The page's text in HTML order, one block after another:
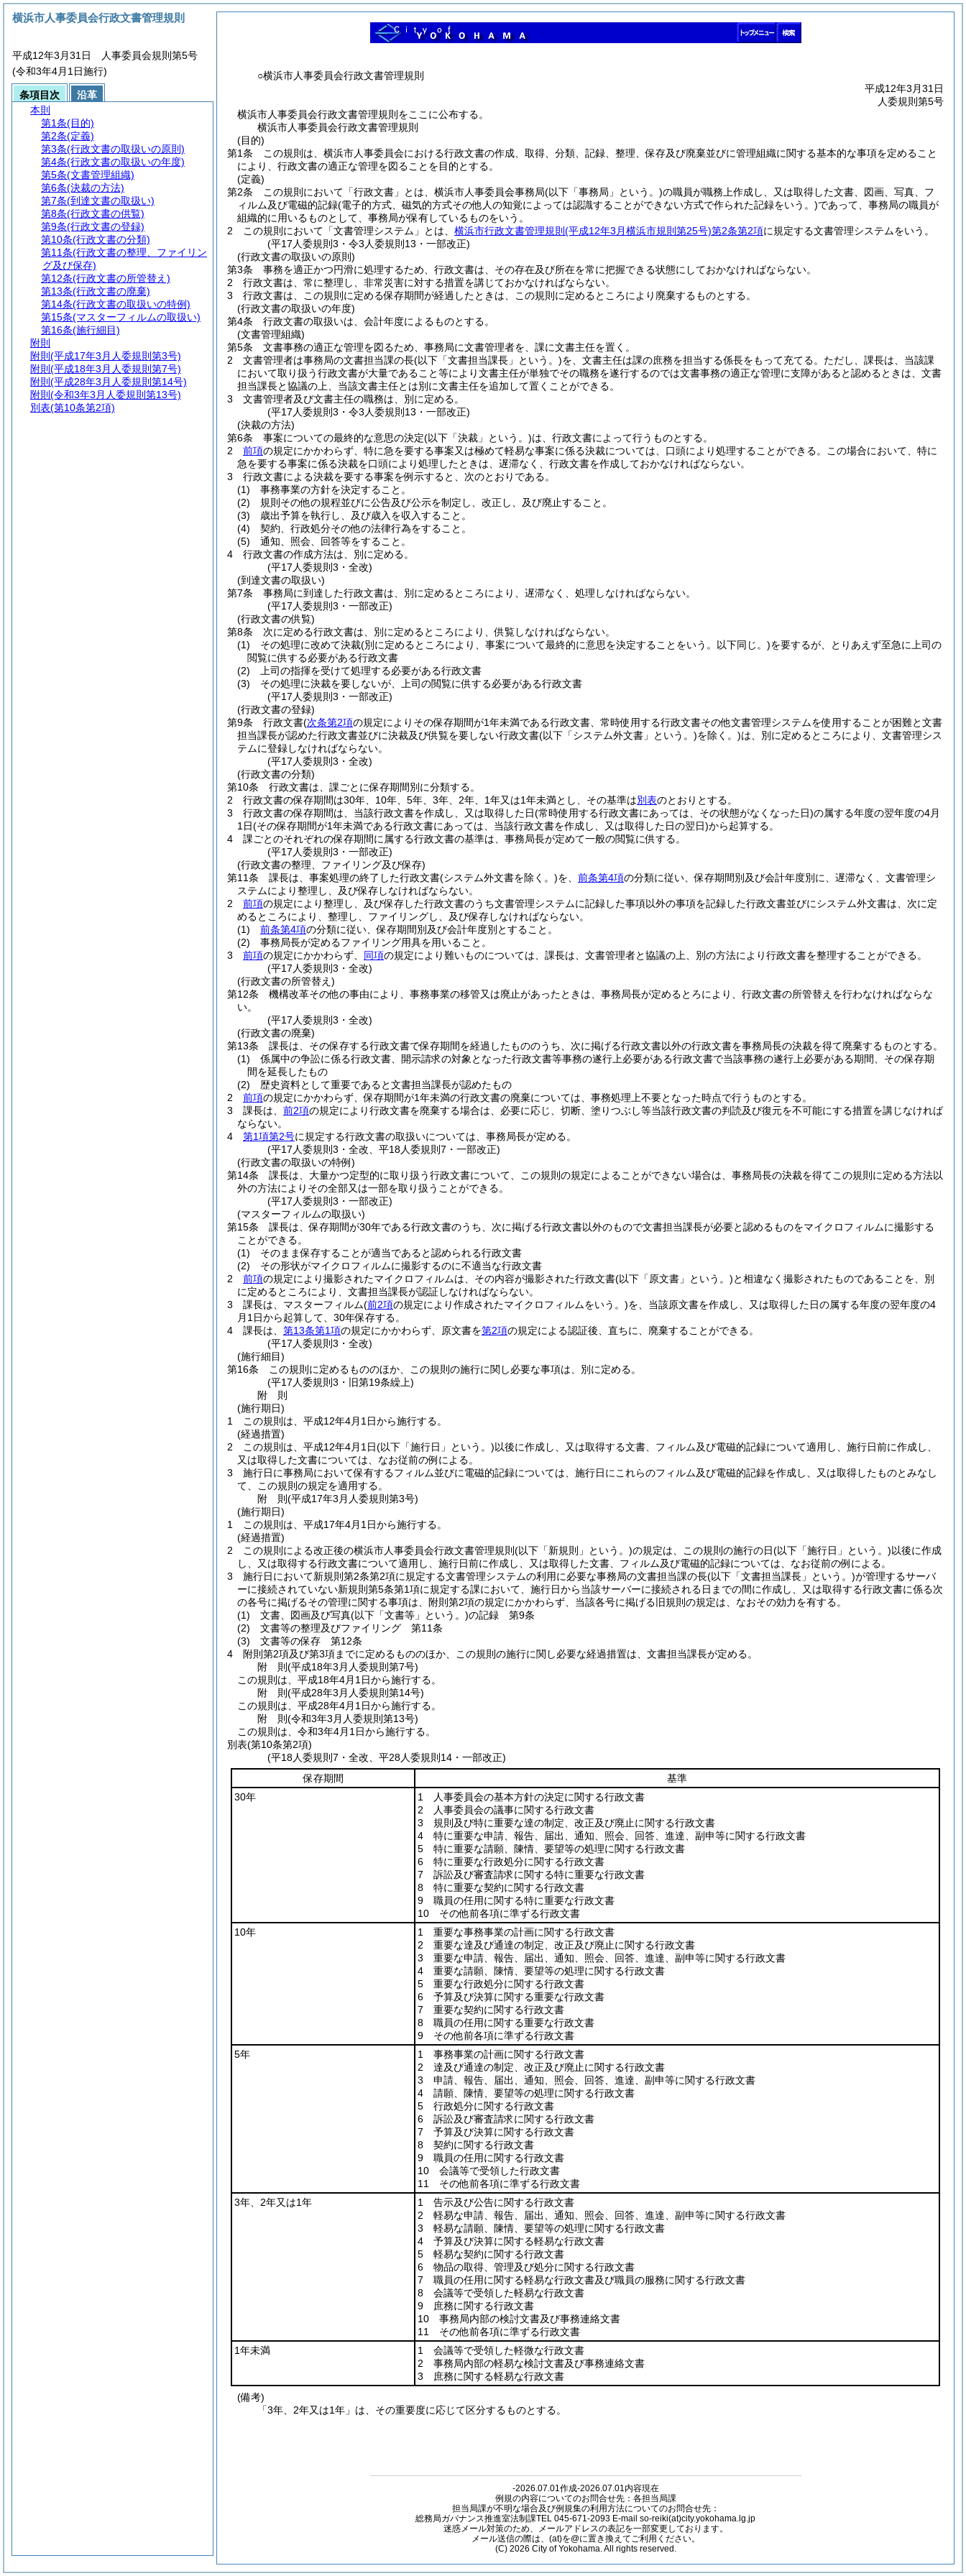
○横浜市人事委員会行政文書管理規則
平成12年3月31日
人委規則第5号
横浜市人事委員会行政文書管理規則をここに公布する。
横浜市人事委員会行政文書管理規則
(目的)
第1条
この規則は、横浜市人事委員会における行政文書の作成、取得、分類、記録、整理、保存及び廃棄並びに管理組織に関する基本的な事項を定めること
により、行政文書の適正な管理を図ることを目的とする。
(定義)
第2条
この規則において「行政文書」とは、横浜市人事委員会事務局(以下「事務局」という。)の職員が職務上作成し、又は取得した文書、図画、写真、フ
ィルム及び電磁的記録(電子的方式、磁気的方式その他人の知覚によっては認識することができない方式で作られた記録をいう。)であって、事務局の職員が
組織的に用いるものとして、事務局が保有しているものをいう。
2
この規則において「文書管理システム」とは、 横浜市行政文書管理規則 (平成12年3月横浜市規則第25号)第2条第2項に規定する文書管理システムをいう。
(平17人委規則3・令3人委規則13・一部改正)
(行政文書の取扱いの原則)
第3条
事務を適正かつ円滑に処理するため、行政文書は、その存在及び所在を常に把握できる状態にしておかなければならない。
2
行政文書は、常に整理し、非常災害に対する措置を講じておかなければならない。
3
行政文書は、この規則に定める保存期間が経過したときは、この規則に定めるところにより廃棄するものとする。
(行政文書の取扱いの年度)
第4条
行政文書の取扱いは、会計年度によるものとする。
(文書管理組織)
第5条
文書事務の適正な管理を図るため、事務局に文書管理者を、課に文書主任を置く。
2
文書管理者は事務局の文書担当課の長(以下「文書担当課長」という。)を、文書主任は課の庶務を担当する係長をもって充てる。 ただし、課長は、当該課
において取り扱う行政文書が大量であること等により文書主任が単独でその職務を遂行するのでは文書事務の適正な管理に支障があると認めるときは、文書
担当課長と協議の上、当該文書主任とは別に文書主任を追加して置くことができる。
3
文書管理者及び文書主任の職務は、別に定める。
(平17人委規則3・令3人委規則13・一部改正)
(決裁の方法)
第6条
事案についての最終的な意思の決定(以下「決裁」という。)は、行政文書によって行うものとする。
2
前項の規定にかかわらず、特に急を要する事案又は極めて軽易な事案に係る決裁については、口頭により処理することができる。
この場合において、特に
急を要する事案に係る決裁を口頭により処理したときは、遅滞なく、行政文書を作成しておかなければならない。
3
行政文書による決裁を要する事案を例示すると、次のとおりである。
(1)
事務事業の方針を決定すること。
(2)
規則その他の規程並びに公告及び公示を制定し、改正し、及び廃止すること。
(3)
歳出予算を執行し、及び歳入を収入すること。
(4)
契約、行政処分その他の法律行為をすること。
(5)
通知、照会、回答等をすること。
4
行政文書の作成方法は、別に定める。
(平17人委規則3・全改)
(到達文書の取扱い)
第7条
事務局に到達した行政文書は、別に定めるところにより、遅滞なく、処理しなければならない。
(平17人委規則3・一部改正)
(行政文書の供覧)
第8条
次に定める行政文書は、別に定めるところにより、供覧しなければならない。
(1)
その処理に改めて決裁(別に定めるところにより、事案について最終的に意思を決定することをいう。以下同じ。)を要するが、とりあえず至急に上司の
閲覧に供する必要がある行政文書
(2)
上司の指揮を受けて処理する必要がある行政文書
(3)
その処理に決裁を要しないが、上司の閲覧に供する必要がある行政文書
(平17人委規則3・一部改正)
(行政文書の登録)
第9条
行政文書(次条第2項の規定によりその保存期間が1年未満である行政文書、常時使用する行政文書その他文書管理システムを使用することが困難と文書
担当課長が認めた行政文書並びに決裁及び供覧を要しない行政文書(以下「システム外文書」という。)を除く。)は、別に定めるところにより、文書管理シス
テムに登録しなければならない。
(平17人委規則3・全改)
(行政文書の分類)
第10条
行政文書は、課ごとに保存期間別に分類する。
2
行政文書の保存期間は30年、10年、5年、3年、2年、1年又は1年未満とし、その基準は別表のとおりとする。
3
行政文書の保存期間は、当該行政文書を作成し、又は取得した日(常時使用する行政文書にあっては、その状態がなくなった日)の属する年度の翌年度の4月
1日(その保存期間が1年未満である行政文書にあっては、当該行政文書を作成し、又は取得した日の翌日)から起算する。
4
課ごとのそれぞれの保存期間に属する行政文書の基準は、事務局長が定めて一般の閲覧に供する。
(平17人委規則3・一部改正)
(行政文書の整理、ファイリング及び保存)
第11条
課長は、事案処理の終了した行政文書(システム外文書を除く。)を、 前条第4項の分類に従い、保存期間別及び会計年度別に、遅滞なく、文書管理シ
ステムにより整理し、及び保存しなければならない。
2
前項の規定により整理し、及び保存した行政文書のうち文書管理システムに記録した事項以外の事項を記録した行政文書並びにシステム外文書は、次に定
めるところにより、整理し、ファイリングし、及び保存しなければならない。
(1)
前条第4項の分類に従い、保存期間別及び会計年度別とすること。
(2)
事務局長が定めるファイリング用具を用いること。
3
前項の規定にかかわらず、 同項の規定により難いものについては、課長は、文書管理者と協議の上、別の方法により行政文書を整理することができる。
(平17人委規則3・全改)
(行政文書の所管替え)
第12条
機構改革その他の事由により、事務事業の移管又は廃止があったときは、事務局長が定めるとろにより、行政文書の所管替えを行わなければならな
い。
(平17人委規則3・全改)
(行政文書の廃棄)
第13条
課長は、その保存する行政文書で保存期間を経過したもののうち、次に掲げる行政文書以外の行政文書を事務局長の決裁を得て廃棄するものとする。
(1)
係属中の争訟に係る行政文書、開示請求の対象となった行政文書等事務の遂行上必要がある行政文書で当該事務の遂行上必要がある期間、その保存期
間を延長したもの
(2)
歴史資料として重要であると文書担当課長が認めたもの
2
前項の規定にかかわらず、保存期間が1年未満の行政文書の廃棄については、事務処理上不要となった時点で行うものとする。
3
課長は、 前2項の規定により行政文書を廃棄する場合は、必要に応じ、切断、塗りつぶし等当該行政文書の判読及び復元を不可能にする措置を講じなければ
ならない。
4
第1項第2号に規定する行政文書の取扱いについては、事務局長が定める。
(平17人委規則3・全改、平18人委規則7・一部改正)
(行政文書の取扱いの特例)
第14条
課長は、大量かつ定型的に取り扱う行政文書について、この規則の規定によることができない場合は、事務局長の決裁を得てこの規則に定める方法以
外の方法によりその全部又は一部を取り扱うことができる。
(平17人委規則3・一部改正)
(マスターフィルムの取扱い)
第15条
課長は、保存期間が30年である行政文書のうち、次に掲げる行政文書以外のもので文書担当課長が必要と認めるものをマイクロフィルムに撮影する
ことができる。
(1)
そのまま保存することが適当であると認められる行政文書
(2)
その形状がマイクロフィルムに撮影するのに不適当な行政文書
2
前項の規定により撮影されたマイクロフィルムは、その内容が撮影された行政文書(以下「原文書」という。)と相違なく撮影されたものであることを、別
に定めるところにより、文書担当課長が認証しなければならない。
3
課長は、マスターフィルム(前2項の規定により作成されたマイクロフィルムをいう。)を、当該原文書を作成し、又は取得した日の属する年度の翌年度の4
月1日から起算して、30年保存する。
4
課長は、 第13条第1項の規定にかかわらず、原文書を第2項の規定による認証後、直ちに、廃棄することができる。
(平17人委規則3・全改)
(施行細目)
第16条
この規則に定めるもののほか、この規則の施行に関し必要な事項は、別に定める。
(平17人委規則3・旧第19条繰上)
附 則
(施行期日)
1
この規則は、平成12年4月1日から施行する。
(経過措置)
2
この規則は、平成12年4月1日(以下「施行日」という。)以後に作成し、又は取得する文書、フィルム及び電磁的記録について適用し、施行日前に作成し、
又は取得した文書については、なお従前の例による。
3
施行日に事務局において保有するフィルム並びに電磁的記録については、施行日にこれらのフィルム及び電磁的記録を作成し、又は取得したものとみなし
て、この規則の規定を適用する。
附 則(平成17年3月 人委規則第3号)
(施行期日)
1
この規則は、平成17年4月1日から施行する。
(経過措置)
2
この規則による改正後の横浜市人事委員会行政文書管理規則 (以下「新規則」という。)の規定は、この規則の施行の日(以下「施行日」という。)以後に作成
し、又は取得する行政文書について適用し、施行日前に作成し、又は取得した文書、フィルム及び電磁的記録については、なお従前の例による。
3
施行日において新規則第2条第2項に規定する文書管理システムの利用に必要な事務局の文書担当課の長(以下「文書担当課長」という。)が管理するサーバ
ーに接続されていない新規則第5条第1項に規定する課において、施行日から当該サーバーに接続される日までの間に作成し、又は取得する行政文書に係る次
の各号に掲げるその管理に関する事項は、附則第2項の規定にかかわらず、当該各号に掲げる旧規則の規定は、なおその効力を有する。
(1)
文書、図画及び写真(以下「文書等」という。)の記録 第9条
(2)
文書等の整理及びファイリング 第11条
(3)
文書等の保存 第12条
4
附則第2項及び第3項までに定めるもののほか、この規則の施行に関し必要な経過措置は、文書担当課長が定める。
附 則(平成18年3月 人委規則第7号)
この規則は、平成18年4月1日から施行する。
附 則(平成28年3月 人委規則第14号)
この規則は、平成28年4月1日から施行する。
附 則(令和3年3月 人委規則第13号)
この規則は、令和3年4月1日から施行する。
別表(第10条第2項)
(平18人委規則7・全改、平28人委規則14・一部改正)
保存期間
基準
30年
1 人事委員会の基本方針の決定に関する行政文書
2 人事委員会の議事に関する行政文書
3 規則及び特に重要な達の制定、改正及び廃止に関する行政文書
4 特に重要な申請、報告、届出、通知、照会、回答、進達、副申等に関する行政文書
5 特に重要な請願、陳情、要望等の処理に関する行政文書
6 特に重要な行政処分に関する行政文書
7 訴訟及び審査請求に関する特に重要な行政文書
8 特に重要な契約に関する行政文書
9 職員の任用に関する特に重要な行政文書
10 その他前各項に準ずる行政文書
10年
1 重要な事務事業の計画に関する行政文書
2 重要な達及び通達の制定、改正及び廃止に関する行政文書
3 重要な申請、報告、届出、通知、照会、回答、進達、副申等に関する行政文書
4 重要な請願、陳情、要望等の処理に関する行政文書
5 重要な行政処分に関する行政文書
6 予算及び決算に関する重要な行政文書
7 重要な契約に関する行政文書
8 職員の任用に関する重要な行政文書
9 その他前各項に準ずる行政文書
5年
1 事務事業の計画に関する行政文書
2 達及び通達の制定、改正及び廃止に関する行政文書
3 申請、報告、届出、通知、照会、回答、進達、副申等に関する行政文書
4 請願、陳情、要望等の処理に関する行政文書
5 行政処分に関する行政文書
6 訴訟及び審査請求に関する行政文書
7 予算及び決算に関する行政文書
8 契約に関する行政文書
9 職員の任用に関する行政文書
10 会議等で受領した行政文書
11 その他前各項に準ずる行政文書
3年、2年又は1年
1 告示及び公告に関する行政文書
2 軽易な申請、報告、届出、通知、照会、回答、進達、副申等に関する行政文書
3 軽易な請願、陳情、要望等の処理に関する行政文書
4 予算及び決算に関する軽易な行政文書
5 軽易な契約に関する行政文書
6 物品の取得、管理及び処分に関する行政文書
7 職員の任用に関する軽易な行政文書及び職員の服務に関する行政文書
8 会議等で受領した軽易な行政文書
9 庶務に関する行政文書
10 事務局内部の検討文書及び事務連絡文書
11 その他前各項に準ずる行政文書
1年未満
1 会議等で受領した軽微な行政文書
2 事務局内部の軽易な検討文書及び事務連絡文書
3 庶務に関する軽易な行政文書
(備考)
「3年、2年又は1年」は、その重要度に応じて区分するものとする。
-2026.07.01作成-2026.07.01内容現在
例規の内容についてのお問合せ先：各担当局課
担当局課が不明な場合及び例規集の利用方法についてのお問合せ先：
総務局ガバナンス推進室法制課TEL 045-671-2093 E-mail so-reiki(at)city.yokohama.lg.jp
迷惑メール対策のため、メールアドレスの表記を一部変更しております。
メール送信の際は、(at)を@に置き換えてご利用ください。
(C) 2026 City of Yokohama. All rights reserved.
横浜市人事委員会行政文書管理規則
平成12年3月31日 人事委員会規則第5号
(令和3年4月1日施行)
条項目次
沿革
本則
第1条(目的)
第2条(定義)
第3条(行政文書の取扱いの原則)
第4条(行政文書の取扱いの年度)
第5条(文書管理組織)
第6条(決裁の方法)
第7条(到達文書の取扱い)
第8条(行政文書の供覧)
第9条(行政文書の登録)
第10条(行政文書の分類)
第11条(行政文書の整理、ファイリン
グ及び保存)
第12条(行政文書の所管替え)
第13条(行政文書の廃棄)
第14条(行政文書の取扱いの特例)
第15条(マスターフィルムの取扱い)
第16条(施行細目)
附則
附則 (平成17年3月人委規則第3号)
附則 (平成18年3月人委規則第7号)
附則 (平成28年3月人委規則第14号)
附則 (令和3年3月人委規則第13号)
別表(第10条第2項)